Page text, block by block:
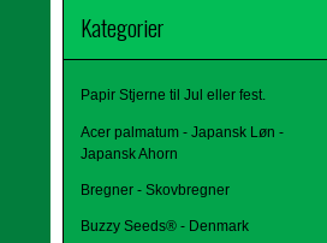
Kategorier
Papir Stjerne til Jul eller fest.
Acer palmatum - Japansk Løn -
Japansk Ahorn
Bregner - Skovbregner
Buzzy Seeds® - Denmark